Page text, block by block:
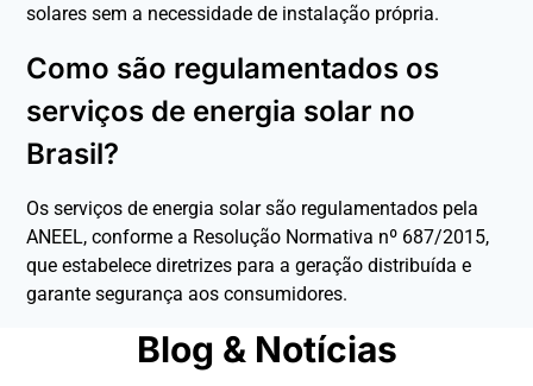
solares sem a necessidade de instalação própria.
Como são regulamentados os
serviços de energia solar no
Brasil?
Os serviços de energia solar são regulamentados pela
ANEEL, conforme a Resolução Normativa nº 687/2015,
que estabelece diretrizes para a geração distribuída e
garante segurança aos consumidores.
Blog & Notícias